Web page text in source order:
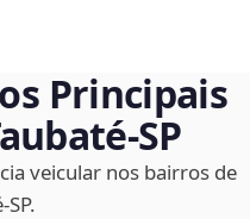
Principais
veicular nos bairros de